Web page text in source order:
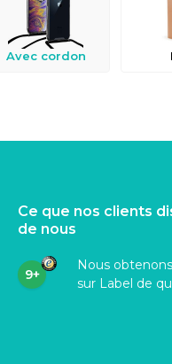
Avec cordon
Ce que nos clients
de nous
9+
Nous
sur Label de